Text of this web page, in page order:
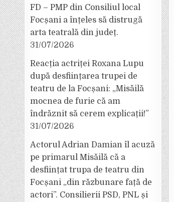
FD – PMP din Consiliul local
Focșani a înțeles să distrugă
arta teatrală din județ.
31/07/2026
Reacția actriței Roxana Lupu
după desființarea trupei de
teatru de la Focșani: „Misăilă
mocnea de furie că am
îndrăznit să cerem explicații!”
31/07/2026
Actorul Adrian Damian îl acuză
pe primarul Misăilă că a
desființat trupa de teatru din
Focșani „din răzbunare față de
actori”. Consilierii PSD, PNL și